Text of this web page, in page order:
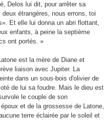
Delos lui dit, pour arrêter sa
étrangères, nous errons, toi
Et elle lui donna un abri flottant,
enfants, à peine la septième
ont portés. »
est la mère de Diane et
liaison avec Jupiter. La
dans un sous-bois d'olivier de
de lui sa foudre. Mais le dieu est
le couple de son
et de la grossesse de Latone,
terre éclairée par le soleil et